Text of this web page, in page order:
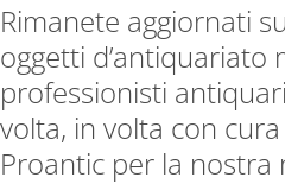
Rimanete aggiornati
oggetti d’antiquariato
professionisti
volta, in volta con
Proantic per la nostra